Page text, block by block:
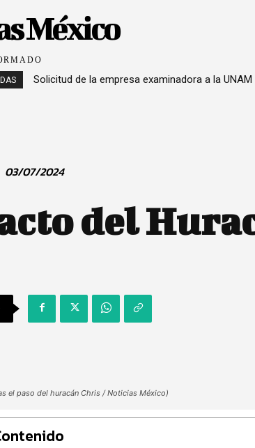
México
Solicitud de la empresa examinadora a la UNAM
03/07/2024
del
el paso del huracán Chris / Noticias México)